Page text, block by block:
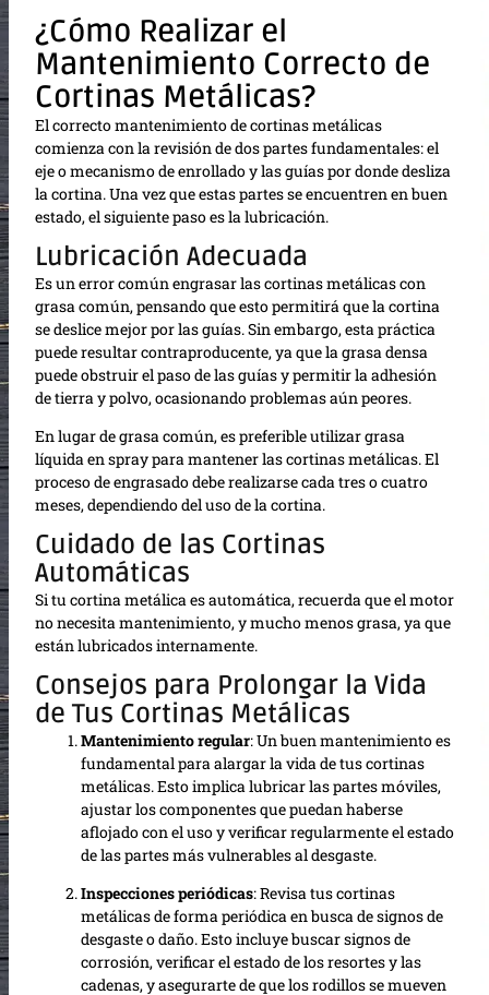
¿Cómo Realizar el
Mantenimiento Correcto de
Cortinas Metálicas?
El correcto mantenimiento de cortinas metálicas
comienza con la revisión de dos partes fundamentales: el
eje o mecanismo de enrollado y las guías por donde desliza
la cortina. Una vez que estas partes se encuentren en buen
estado, el siguiente paso es la lubricación.
Lubricación Adecuada
Es un error común engrasar las cortinas metálicas con
grasa común, pensando que esto permitirá que la cortina
se deslice mejor por las guías. Sin embargo, esta práctica
puede resultar contraproducente, ya que la grasa densa
puede obstruir el paso de las guías y permitir la adhesión
de tierra y polvo, ocasionando problemas aún peores.
En lugar de grasa común, es preferible utilizar grasa
líquida en spray para mantener las cortinas metálicas. El
proceso de engrasado debe realizarse cada tres o cuatro
meses, dependiendo del uso de la cortina.
Cuidado de las Cortinas
Automáticas
Si tu cortina metálica es automática, recuerda que el motor
no necesita mantenimiento, y mucho menos grasa, ya que
están lubricados internamente.
Consejos para Prolongar la Vida
de Tus Cortinas Metálicas
Mantenimiento regular: Un buen mantenimiento es
fundamental para alargar la vida de tus cortinas
metálicas. Esto implica lubricar las partes móviles,
ajustar los componentes que puedan haberse
aflojado con el uso y verificar regularmente el estado
de las partes más vulnerables al desgaste.
Inspecciones periódicas: Revisa tus cortinas
metálicas de forma periódica en busca de signos de
desgaste o daño. Esto incluye buscar signos de
corrosión, verificar el estado de los resortes y las
cadenas, y asegurarte de que los rodillos se mueven